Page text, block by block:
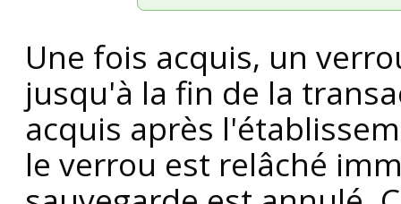
Une fois acquis, un
jusqu'à la fin de la
acquis après
le verrou est relâché